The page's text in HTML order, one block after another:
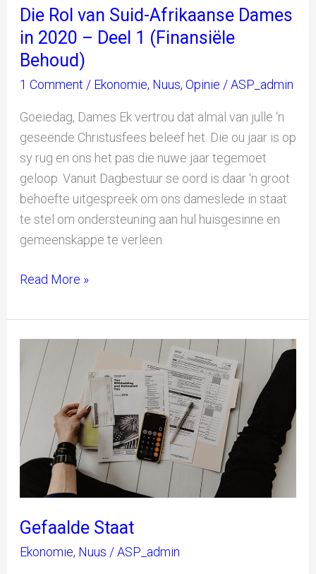
Die Rol van Suid-Afrikaanse Dames
in 2020 – Deel 1 (Finansiële
Behoud)
1 Comment / Ekonomie, Nuus, Opinie /ASP_admin
Goeiedag, Dames Ek vertrou dat almal van julle ‘n
geseënde Christusfees beleef het. Die ou jaar is op
sy rug en ons het pas die nuwe jaar tegemoet
geloop. Vanuit Dagbestuur se oord is daar ‘n groot
behoefte uitgespreek om ons dameslede in staat
te stel om ondersteuning aan hul huisgesinne en
gemeenskappe te verleen.
Behoud)
Read More »
Gefaalde Staat
Ekonomie, Nuus /ASP_admin
Gefaalde
Staat